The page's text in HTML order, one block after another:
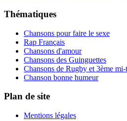
Thématiques
Chansons pour faire le sexe
Rap Français
Chansons d'amour
Chansons des Guinguettes
Chansons de Rugby et 3ème mi-
Chanson bonne humeur
Plan de site
Mentions légales